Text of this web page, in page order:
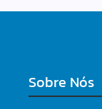
Sobre Nós